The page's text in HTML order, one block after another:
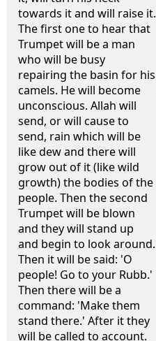
towards it and will raise it.
The first one to hear that
Trumpet will be a man
who will be busy
repairing the basin for his
camels. He will become
unconscious. Allah will
send, or will cause to
send, rain which will be
like dew and there will
grow out of it (like wild
growth) the bodies of the
people. Then the second
Trumpet will be blown
and they will stand up
and begin to look around.
Then it will be said: 'O
people! Go to your Rubb.'
Then there will be a
command: 'Make them
stand there.' After it they
will be called to account.